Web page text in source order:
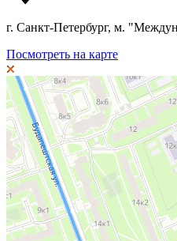
г. Санкт-Петербург, м.
Посмотреть на карте